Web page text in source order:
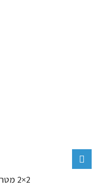
2×2 מטר גזיבו נייד – לבן